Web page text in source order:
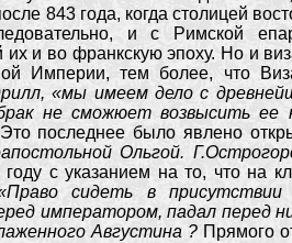
843 года, когда столицей
и с Римской
и во франкскую эпоху. Но и
Империи, тем более, что
«мы имеем дело с
не сможюет возвысить ее
Это последнее было явлено
Ольгой.
с указанием на то, что на
сидеть в присутствии
императором, падал перед
Августина ? Прямого